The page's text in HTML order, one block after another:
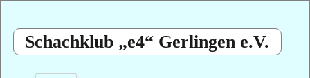
Schachklub „e4“ Gerlingen e.V.